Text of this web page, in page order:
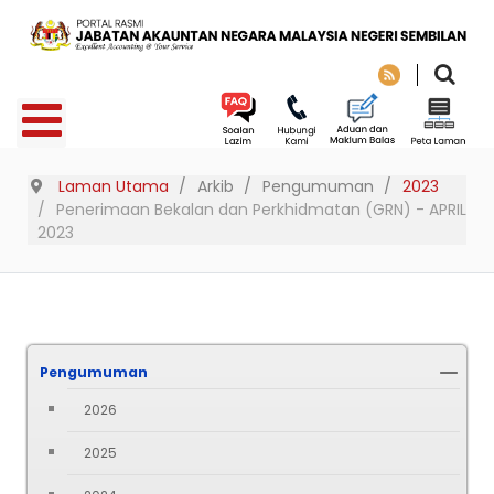
Laman Utama Arkib Pengumuman
2023
Penerimaan Bekalan dan Perkhidmatan (GRN) - APRIL
2023
Pengumuman
2026
2025